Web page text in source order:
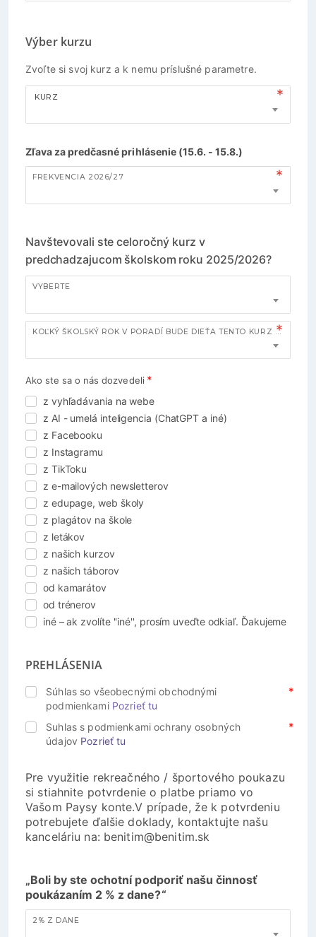
Výber kurzu
Zvoľte si svoj kurz a k nemu príslušné parametre.
KURZ
Zľava za predčasné prihlásenie (15.6. - 15.8.)
FREKVENCIA 2026/27
Navštevovali ste celoročný kurz v
predchadzajucom školskom roku 2025/2026?
VYBERTE
KOĽKÝ ŠKOLSKÝ ROK V PORADÍ BUDE DIEŤA TENTO KURZ NAVŠTEVOVAŤ?
Ako ste sa o nás dozvedeli
z vyhľadávania na webe
z AI - umelá inteligencia (ChatGPT a iné)
z Facebooku
z Instagramu
z TikToku
z e-mailových newsletterov
z edupage, web školy
z plagátov na škole
z letákov
z našich kurzov
z našich táborov
od kamarátov
od trénerov
iné – ak zvolíte ''iné'', prosím uveďte odkiaľ. Ďakujeme
PREHLÁSENIA
Súhlas so všeobecnými obchodnými
podmienkami Pozrieť tu
Suhlas s podmienkami ochrany osobných
údajov Pozrieť tu
Pre využitie rekreačného / športového poukazu
si stiahnite potvrdenie o platbe priamo vo
Vašom Paysy konte.V prípade, že k potvrdeniu
potrebujete ďalšie doklady, kontaktujte našu
kanceláriu na: benitim@benitim.sk
„Boli by ste ochotní podporiť našu činnosť
poukázaním 2 % z dane?“
2% Z DANE